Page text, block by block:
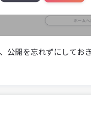
公開を忘れずにしてお